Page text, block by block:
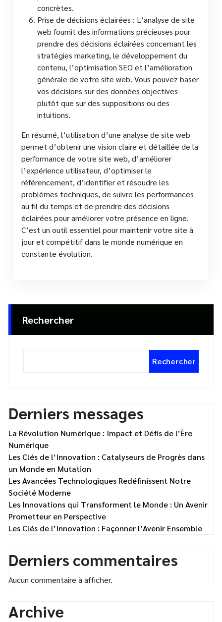
concrètes.
Prise de décisions éclairées : L’analyse de site
web fournit des informations précieuses pour
prendre des décisions éclairées concernant les
stratégies marketing, le développement du
contenu, l’optimisation SEO et l’amélioration
générale de votre site web. Vous pouvez baser
vos décisions sur des données objectives
plutôt que sur des suppositions ou des
intuitions.
En résumé, l’utilisation d’une analyse de site web
permet d’obtenir une vision claire et détaillée de la
performance de votre site web, d’améliorer
l’expérience utilisateur, d’optimiser le
référencement, d’identifier et résoudre les
problèmes techniques, de suivre les performances
au fil du temps et de prendre des décisions
éclairées pour améliorer votre présence en ligne.
C’est un outil essentiel pour maintenir votre site à
jour et compétitif dans le monde numérique en
constante évolution.
Rechercher
Rechercher
Derniers messages
La Révolution Numérique : Impact et Défis de l’Ère
Numérique
Les Clés de l’Innovation : Catalyseurs de Progrès dans
un Monde en Mutation
Les Avancées Technologiques Redéfinissent Notre
Société Moderne
Les Innovations qui Transforment le Monde : Un Avenir
Prometteur en Perspective
Les Clés de l’Innovation : Façonner l’Avenir Ensemble
Derniers commentaires
Aucun commentaire à afficher.
Archive